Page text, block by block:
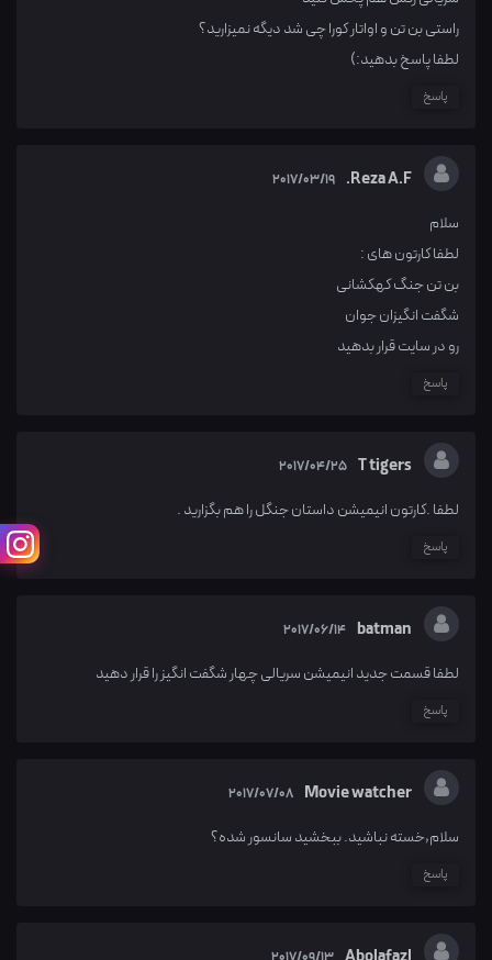
راستی بن تن و اواتار کورا چی شد دیگه نمیزارید؟
لطفا پاسخ بدهید:)
پاسخ
Reza A.F.
2017/03/19
سلام
لطفا کارتون های :
بن تن جنگ کهکشانی
شگفت انگیزان جوان
رو در سایت قرار بدهید
پاسخ
T tigers
2017/04/25
لطفا .کارتون انیمیشن داستان جنگل را هم بگزارید .
پاسخ
batman
2017/06/14
لطفا قسمت جدید انیمیشن سریالی چهار شگفت انگیز را قرار دهید
پاسخ
Movie watcher
2017/07/08
سلام,خسته نباشید. ببخشید سانسور شده؟
پاسخ